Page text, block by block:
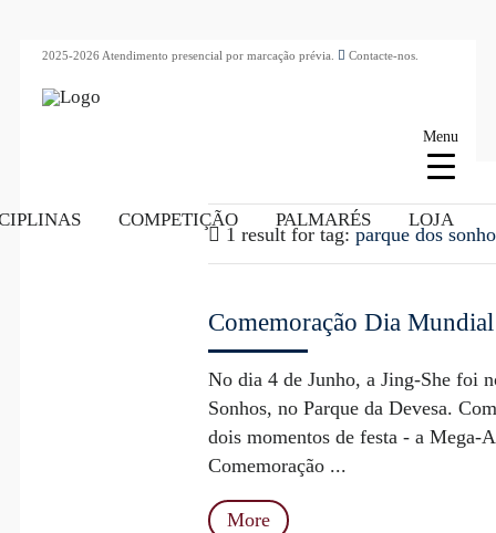
2025-2026 Atendimento presencial por marcação prévia. Contacte-nos.
COMPETIÇÃO PALMARÉS LOJA
1 result for tag: parque dos
Comemoração Dia
No dia 4 de Junho, a Jing-She foi
Sonhos, no Parque da Devesa.
dois momentos de festa - a Mega-
Comemoração ...
More
Menu